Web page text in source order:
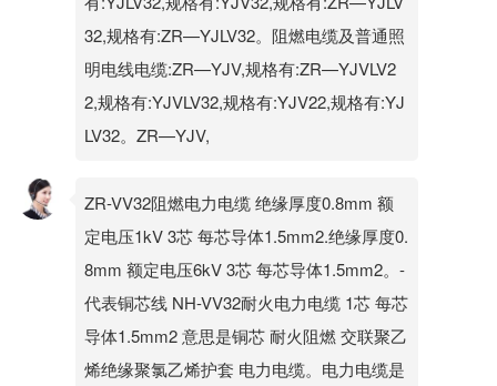
32,规格有:ZR—YJLV32。阻燃电缆及普通照
明电线电缆:ZR—YJV,规格有:ZR—YJVLV2
2,规格有:YJVLV32,规格有:YJV22,规格有:YJ
LV32。ZR—YJV,
ZR-VV32阻燃电力电缆 绝缘厚度0.8mm 额
定电压1kV 3芯 每芯导体1.5mm2.绝缘厚度0.
8mm 额定电压6kV 3芯 每芯导体1.5mm2。-
代表铜芯线 NH-VV32耐火电力电缆 1芯 每芯
导体1.5mm2 意思是铜芯 耐火阻燃 交联聚乙
烯绝缘聚氯乙烯护套 电力电缆。电力电缆是